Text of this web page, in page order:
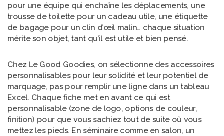
pour une équipe qui enchaîne les déplacements, une
trousse de toilette pour un cadeau utile, une étiquette
de bagage pour un clin d’œil malin… chaque situation
mérite son objet, tant qu’il est utile et bien pensé.
Chez Le Good Goodies, on sélectionne des accessoires
personnalisables pour leur solidité et leur potentiel de
marquage, pas pour remplir une ligne dans un tableau
Excel. Chaque fiche met en avant ce qui est
personnalisable (zone de logo, options de couleur,
finition) pour que vous sachiez tout de suite où vous
mettez les pieds. En séminaire comme en salon, un